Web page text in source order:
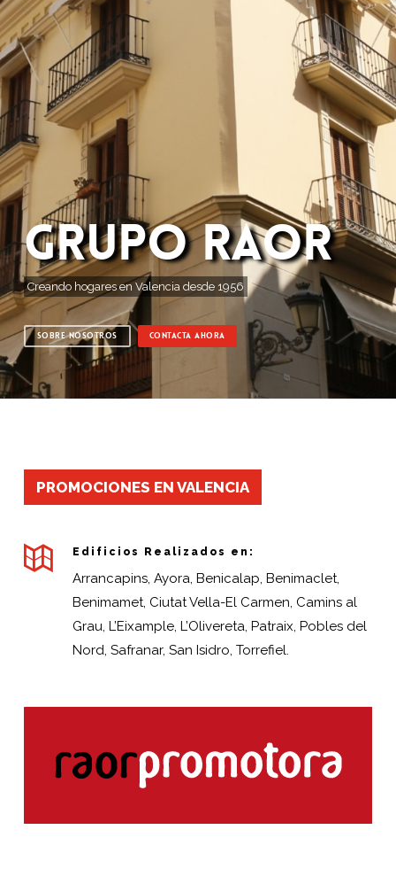
GRUPO RAOR
Creando hogares en Valencia desde 1956
SOBRE NOSOTROS CONTACTA AHORA
PROMOCIONES EN VALENCIA
Edificios Realizados en:
Arrancapins, Ayora, Benicalap, Benimaclet,
Benimamet, Ciutat Vella-El Carmen, Camins al
Grau, L’Eixample, L’Olivereta, Patraix, Pobles del
Nord, Safranar, San Isidro, Torrefiel.